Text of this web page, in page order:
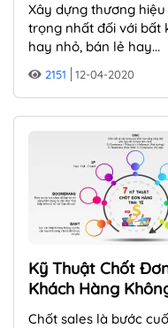
Xây dựng thương
trọng nhất đối với bất
hay nhỏ, bán lẻ hay...
2151 12-04-2020
Kỹ Thuật Chốt
Khách Hàng
Chốt sales là bước